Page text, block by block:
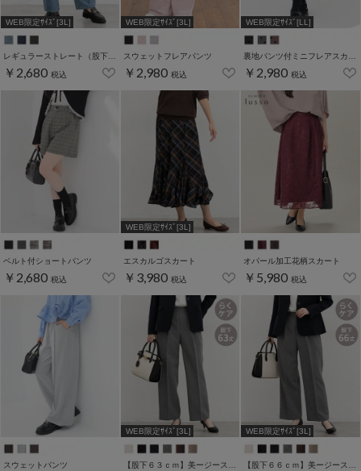
WEB限定ｻｲｽﾞ[3L]
￥2,680 税込
WEB限定ｻｲｽﾞ[3L]
スウェットフレアパンツ
￥2,980 税込
WEB限定ｻｲｽﾞ[LL]
￥2,980 税込
ベルト付ショートパンツ
￥2,680 税込
WEB限定ｻｲｽﾞ[3L]
エスカルゴスカート
￥3,980 税込
オパール加工花柄スカート
￥5,980 税込
スウェットパンツ
WEB限定ｻｲｽﾞ[3L]
【股下６３ｃｍ】美ージーストレート(股下63/66/69cm展開)
WEB限定ｻｲｽﾞ[3L]
【股下６６ｃｍ】美ージーストレート(股下63/66/69cm展開)